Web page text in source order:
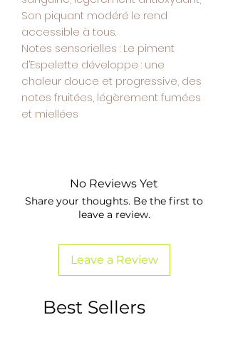
Son piquant modéré le rend
accessible à tous.
Notes sensorielles : Le piment
d’Espelette développe : une
chaleur douce et progressive, des
notes fruitées, légèrement fumées
et miellées
No Reviews Yet
Share your thoughts. Be the first to
leave a review.
Leave a Review
Best Sellers